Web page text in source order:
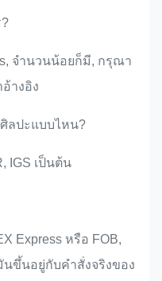
จํานวนน้อยก็มี, กรุณา
างอิง
ลปะแบบไหน?
IGS เป็นต้น
Express หรือ FOB,
นขึ้นอยู่กับคําสั่งจริงของ